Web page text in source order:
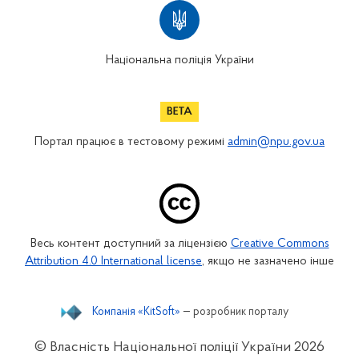
Національна поліція України
Портал працює в тестовому режимі admin@npu.gov.ua
Весь контент доступний за ліцензією Creative Commons
Attribution 4.0 International license, якщо не зазначено інше
© Власність Національної поліції України 2026
Компанія «KitSoft» — розробник порталу